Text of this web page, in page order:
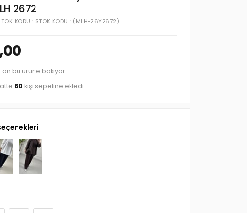
2672
(MLH-26Y2672)
KODU STOK KODU
an bu ürüne bakıyor
60 kişi sepetine ekledi